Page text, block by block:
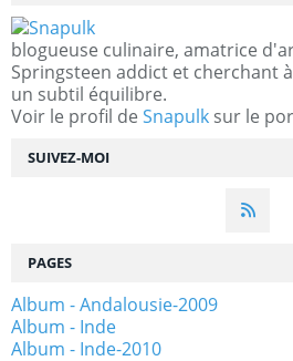
SUIVEZ-MOI
blogueuse culinaire, amatrice
Springsteen addict et cherchant
un subtil équilibre.
Voir le profil de Snapulk sur le
PAGES
Album - Andalousie-2009
Album - Inde
Album - Inde-2010